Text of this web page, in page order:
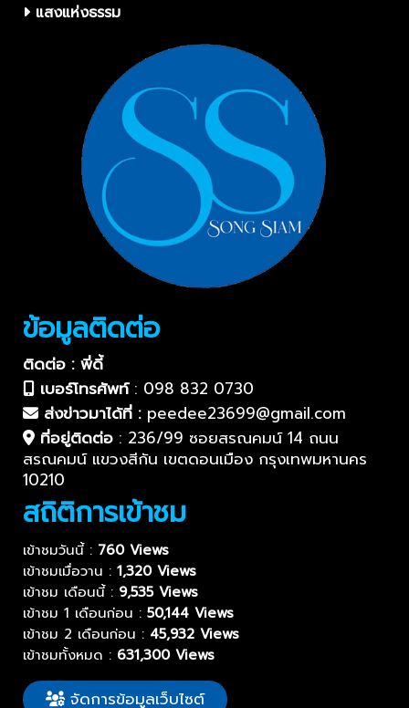
แสงแห่งธรรม
ข้อมูลติดต่อ
ติดต่อ : พี่ดี้
เบอร์โทรศัพท์: 098 832 0730
ส่งข่าวมาได้ที่ : peedee23699@gmail.com
ที่อยู่ติดต่อ : 236/99 ซอยสรณคมน์ 14 ถนน
สรณคมน์ แขวงสีกัน เขตดอนเมือง กรุงเทพมหานคร
10210
สถิติการเข้าชม
เข้าชมวันนี้ : 760 Views
เข้าชมเมื่อวาน : 1,320 Views
เข้าชม เดือนนี้ : 9,535 Views
เข้าชม 1 เดือนก่อน : 50,144 Views
เข้าชม 2 เดือนก่อน : 45,932 Views
เข้าชมทั้งหมด : 631,300 Views
จัดการข้อมูลเว็บไซต์